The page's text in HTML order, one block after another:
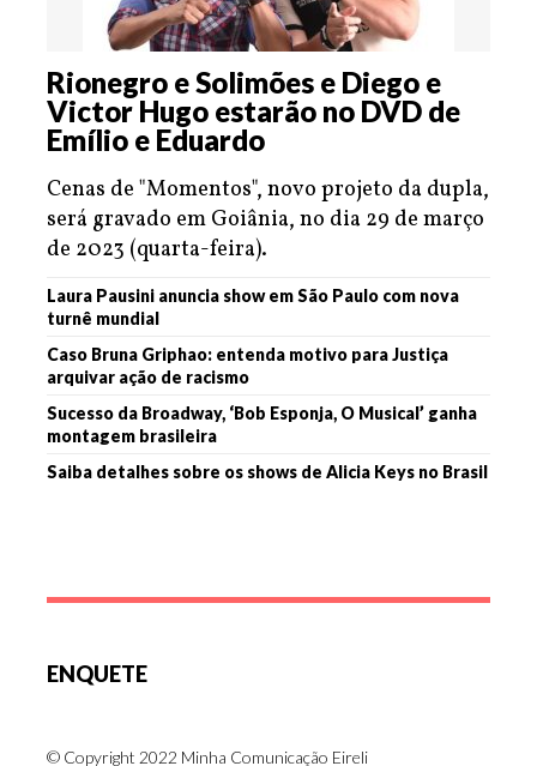
Rionegro e Solimões e Diego e
Victor Hugo estarão no DVD de
Emílio e Eduardo
Cenas de "Momentos", novo projeto da dupla,
será gravado em Goiânia, no dia 29 de março
de 2023 (quarta-feira).
Laura Pausini anuncia show em São Paulo com nova
turnê mundial
Caso Bruna Griphao: entenda motivo para Justiça
arquivar ação de racismo
Sucesso da Broadway, ‘Bob Esponja, O Musical’ ganha
montagem brasileira
Saiba detalhes sobre os shows de Alicia Keys no Brasil
ENQUETE
© Copyright 2022 Minha Comunicação Eireli